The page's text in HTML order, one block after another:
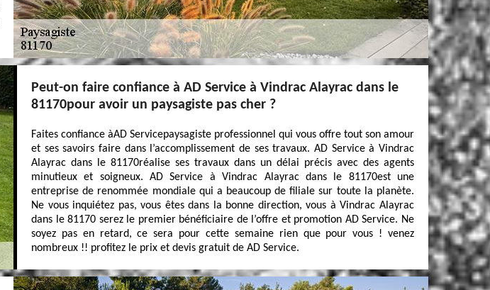
Peut-on faire confiance à AD Service à Vindrac Alayrac dans le
81170pour avoir un paysagiste pas cher ?
Faites confiance àAD Servicepaysagiste professionnel qui vous offre tout son amour
et ses savoirs faire dans l’accomplissement de ses travaux. AD Service à Vindrac
Alayrac dans le 81170réalise ses travaux dans un délai précis avec des agents
minutieux et soigneux. AD Service à Vindrac Alayrac dans le 81170est une
entreprise de renommée mondiale qui a beaucoup de filiale sur toute la planète.
Ne vous inquiétez pas, vous êtes dans la bonne direction, vous à Vindrac Alayrac
dans le 81170 serez le premier bénéficiaire de l’offre et promotion AD Service. Ne
soyez pas en retard, ce sera pour cette semaine rien que pour vous ! venez
nombreux !! profitez le prix et devis gratuit de AD Service.